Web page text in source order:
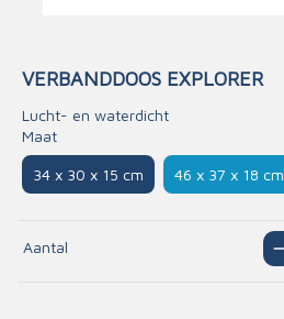
VERBANDDOOS EXPLORER
Lucht- en waterdicht
Maat
34 x 30 x 15 cm 46 x 37 x 18 cm
Aantal